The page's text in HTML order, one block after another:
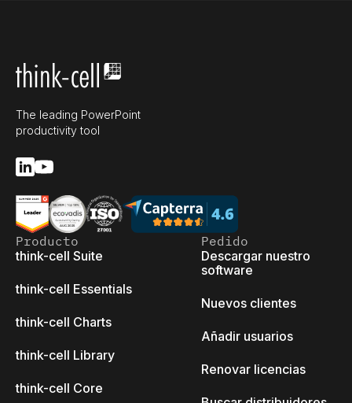
The leading PowerPoint
productivity tool
Producto
think-cell Suite
think-cell Essentials
think-cell Charts
think-cell Library
think-cell Core
Pedido
Descargar nuestro
software
Nuevos clientes
Añadir usuarios
Renovar licencias